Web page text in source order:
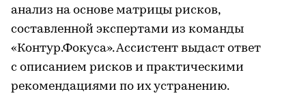
анализ на основе матрицы рисков,
составленной экспертами из команды
«Контур.Фокуса». Ассистент выдаст ответ
с описанием рисков и практическими
рекомендациями по их устранению.